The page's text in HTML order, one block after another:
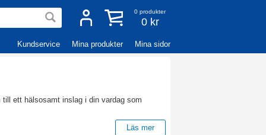
0 produkter
0 kr
Kundservice Mina produkter Mina sidor
ett hälsosamt inslag i din vardag som
Läs mer